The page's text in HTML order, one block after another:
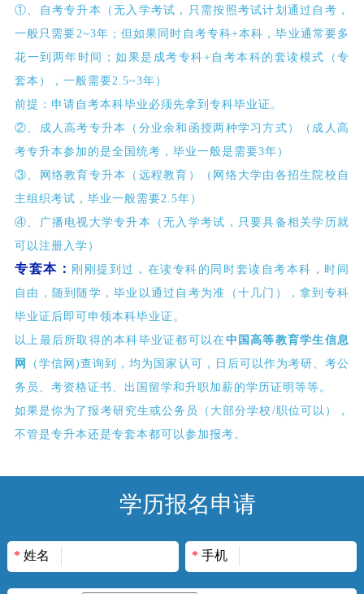
①、自考专升本（无入学考试，只需按照考试计划通过自考，
一般只需要2~3年；但如果同时自考专科+本科，毕业通常要多
花一到两年时间；如果是成考专科+自考本科的套读模式（专
套本），一般需要2.5~3年）
前提：申请自考本科毕业必须先拿到专科毕业证。
②、成人高考专升本（分业余和函授两种学习方式）（成人高
考专升本参加的是全国统考，毕业一般是需要3年）
③、网络教育专升本（远程教育）（网络大学由各招生院校自
主组织考试，毕业一般需要2.5年）
④、广播电视大学专升本（无入学考试，只要具备相关学历就
可以注册入学）
专套本： 刚刚提到过，在读专科的同时套读自考本科，时间
自由，随到随学，毕业以通过自考为准（十几门），拿到专科
毕业证后即可申领本科毕业证。
以上最后所取得的本科毕业证都可以在中国高等教育学生信息
网
（学信网)查询到，均为国家认可，日后可以作为考研、考公
务员、考资格证书、出国留学和升职加薪的学历证明等等。
如果是你为了报考研究生或公务员（大部分学校 /职位可以），
不管是专升本还是专套本都可以参加报考。
学历报名申请
* 姓名 * 手机